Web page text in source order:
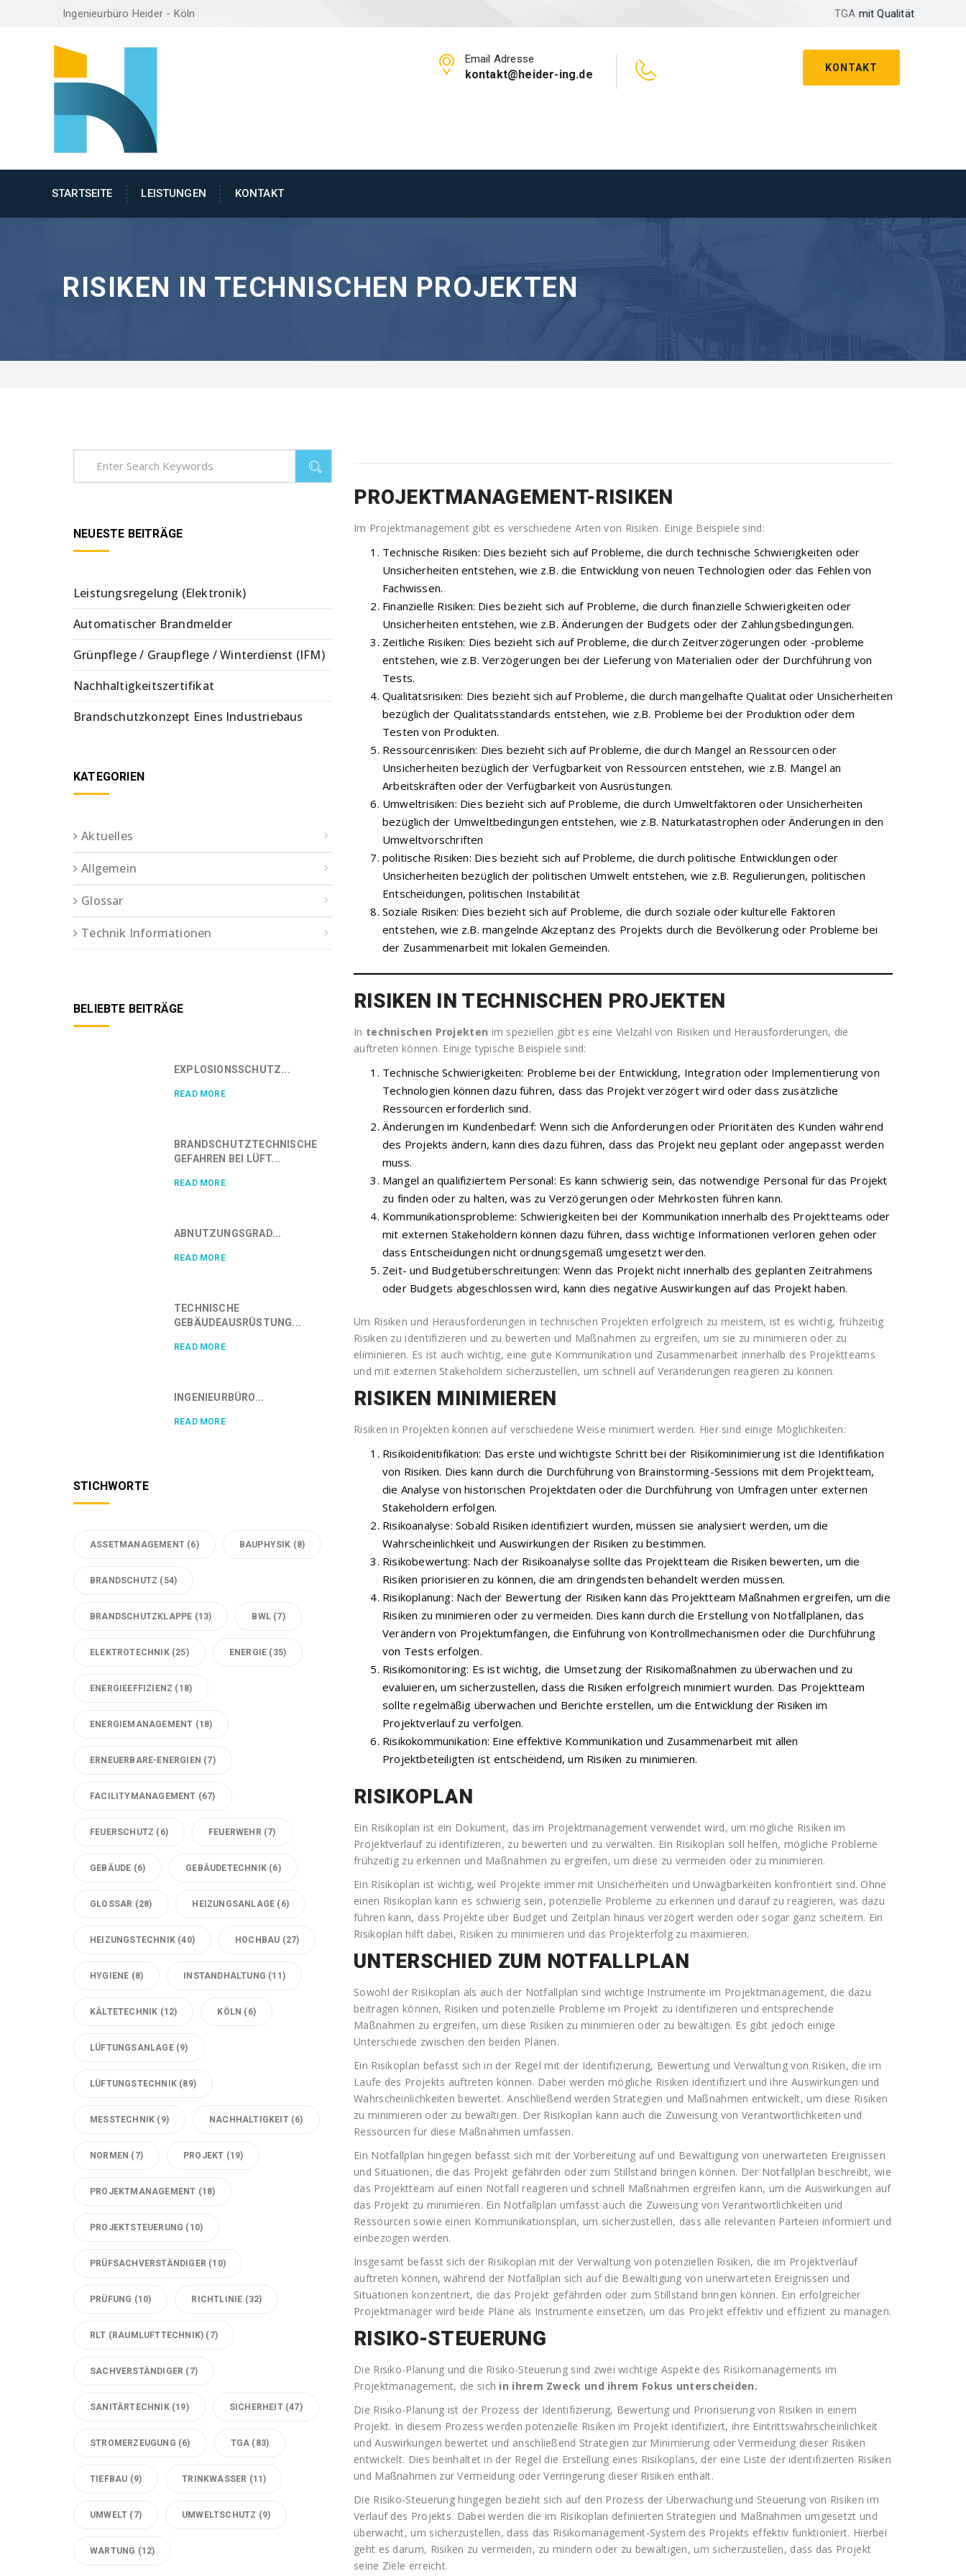
Ingenieurbüro Heider - Köln TGA mit Qualität
KONTAKT
Email Adresse
kontakt@heider-ing.de
STARTSEITE LEISTUNGEN KONTAKT
RISIKEN IN TECHNISCHEN PROJEKTEN
PROJEKTMANAGEMENT-RISIKEN
Im Projektmanagement gibt es verschiedene Arten von Risiken. Einige Beispiele sind:
Technische Risiken: Dies bezieht sich auf Probleme, die durch technische Schwierigkeiten oder
Unsicherheiten entstehen, wie z.B. die Entwicklung von neuen Technologien oder das Fehlen von
Fachwissen.
Finanzielle Risiken: Dies bezieht sich auf Probleme, die durch finanzielle Schwierigkeiten oder
Unsicherheiten entstehen, wie z.B. Änderungen der Budgets oder der Zahlungsbedingungen.
Zeitliche Risiken: Dies bezieht sich auf Probleme, die durch Zeitverzögerungen oder -probleme
entstehen, wie z.B. Verzögerungen bei der Lieferung von Materialien oder der Durchführung von
Tests.
Qualitätsrisiken: Dies bezieht sich auf Probleme, die durch mangelhafte Qualität oder Unsicherheiten
bezüglich der Qualitätsstandards entstehen, wie z.B. Probleme bei der Produktion oder dem
Testen von Produkten.
Ressourcenrisiken: Dies bezieht sich auf Probleme, die durch Mangel an Ressourcen oder
Unsicherheiten bezüglich der Verfügbarkeit von Ressourcen entstehen, wie z.B. Mangel an
Arbeitskräften oder der Verfügbarkeit von Ausrüstungen.
Umweltrisiken: Dies bezieht sich auf Probleme, die durch Umweltfaktoren oder Unsicherheiten
bezüglich der Umweltbedingungen entstehen, wie z.B. Naturkatastrophen oder Änderungen in den
Umweltvorschriften
politische Risiken: Dies bezieht sich auf Probleme, die durch politische Entwicklungen oder
Unsicherheiten bezüglich der politischen Umwelt entstehen, wie z.B. Regulierungen, politischen
Entscheidungen, politischen Instabilität
Soziale Risiken: Dies bezieht sich auf Probleme, die durch soziale oder kulturelle Faktoren
entstehen, wie z.B. mangelnde Akzeptanz des Projekts durch die Bevölkerung oder Probleme bei
der Zusammenarbeit mit lokalen Gemeinden.
RISIKEN IN TECHNISCHEN PROJEKTEN
In technischen Projekten im speziellen gibt es eine Vielzahl von Risiken und Herausforderungen, die
auftreten können. Einige typische Beispiele sind:
Technische Schwierigkeiten: Probleme bei der Entwicklung, Integration oder Implementierung von
Technologien können dazu führen, dass das Projekt verzögert wird oder dass zusätzliche
Ressourcen erforderlich sind.
Änderungen im Kundenbedarf: Wenn sich die Anforderungen oder Prioritäten des Kunden während
des Projekts ändern, kann dies dazu führen, dass das Projekt neu geplant oder angepasst werden
muss.
Mangel an qualifiziertem Personal: Es kann schwierig sein, das notwendige Personal für das Projekt
zu finden oder zu halten, was zu Verzögerungen oder Mehrkosten führen kann.
Kommunikationsprobleme: Schwierigkeiten bei der Kommunikation innerhalb des Projektteams oder
mit externen Stakeholdern können dazu führen, dass wichtige Informationen verloren gehen oder
dass Entscheidungen nicht ordnungsgemäß umgesetzt werden.
Zeit- und Budgetüberschreitungen: Wenn das Projekt nicht innerhalb des geplanten Zeitrahmens
oder Budgets abgeschlossen wird, kann dies negative Auswirkungen auf das Projekt haben.
Um Risiken und Herausforderungen in technischen Projekten erfolgreich zu meistern, ist es wichtig, frühzeitig
Risiken zu identifizieren und zu bewerten und Maßnahmen zu ergreifen, um sie zu minimieren oder zu
eliminieren. Es ist auch wichtig, eine gute Kommunikation und Zusammenarbeit innerhalb des Projektteams
und mit externen Stakeholdern sicherzustellen, um schnell auf Veränderungen reagieren zu können.
RISIKEN MINIMIEREN
Risiken in Projekten können auf verschiedene Weise minimiert werden. Hier sind einige Möglichkeiten:
Risikoidenitifikation: Das erste und wichtigste Schritt bei der Risikominimierung ist die Identifikation
von Risiken. Dies kann durch die Durchführung von Brainstorming-Sessions mit dem Projektteam,
die Analyse von historischen Projektdaten oder die Durchführung von Umfragen unter externen
Stakeholdern erfolgen.
Risikoanalyse: Sobald Risiken identifiziert wurden, müssen sie analysiert werden, um die
Wahrscheinlichkeit und Auswirkungen der Risiken zu bestimmen.
Risikobewertung: Nach der Risikoanalyse sollte das Projektteam die Risiken bewerten, um die
Risiken priorisieren zu können, die am dringendsten behandelt werden müssen.
Risikoplanung: Nach der Bewertung der Risiken kann das Projektteam Maßnahmen ergreifen, um die
Risiken zu minimieren oder zu vermeiden. Dies kann durch die Erstellung von Notfallplänen, das
Verändern von Projektumfängen, die Einführung von Kontrollmechanismen oder die Durchführung
von Tests erfolgen.
Risikomonitoring: Es ist wichtig, die Umsetzung der Risikomaßnahmen zu überwachen und zu
evaluieren, um sicherzustellen, dass die Risiken erfolgreich minimiert wurden. Das Projektteam
sollte regelmäßig überwachen und Berichte erstellen, um die Entwicklung der Risiken im
Projektverlauf zu verfolgen.
Risikokommunikation: Eine effektive Kommunikation und Zusammenarbeit mit allen
Projektbeteiligten ist entscheidend, um Risiken zu minimieren.
RISIKOPLAN
Ein Risikoplan ist ein Dokument, das im Projektmanagement verwendet wird, um mögliche Risiken im
Projektverlauf zu identifizieren, zu bewerten und zu verwalten. Ein Risikoplan soll helfen, mögliche Probleme
frühzeitig zu erkennen und Maßnahmen zu ergreifen, um diese zu vermeiden oder zu minimieren.
Ein Risikoplan ist wichtig, weil Projekte immer mit Unsicherheiten und Unwägbarkeiten konfrontiert sind. Ohne
einen Risikoplan kann es schwierig sein, potenzielle Probleme zu erkennen und darauf zu reagieren, was dazu
führen kann, dass Projekte über Budget und Zeitplan hinaus verzögert werden oder sogar ganz scheitern. Ein
Risikoplan hilft dabei, Risiken zu minimieren und das Projekterfolg zu maximieren.
UNTERSCHIED ZUM NOTFALLPLAN
Sowohl der Risikoplan als auch der Notfallplan sind wichtige Instrumente im Projektmanagement, die dazu
beitragen können, Risiken und potenzielle Probleme im Projekt zu identifizieren und entsprechende
Maßnahmen zu ergreifen, um diese Risiken zu minimieren oder zu bewältigen. Es gibt jedoch einige
Unterschiede zwischen den beiden Plänen.
Ein Risikoplan befasst sich in der Regel mit der Identifizierung, Bewertung und Verwaltung von Risiken, die im
Laufe des Projekts auftreten können. Dabei werden mögliche Risiken identifiziert und ihre Auswirkungen und
Wahrscheinlichkeiten bewertet. Anschließend werden Strategien und Maßnahmen entwickelt, um diese Risiken
zu minimieren oder zu bewältigen. Der Risikoplan kann auch die Zuweisung von Verantwortlichkeiten und
Ressourcen für diese Maßnahmen umfassen.
Ein Notfallplan hingegen befasst sich mit der Vorbereitung auf und Bewältigung von unerwarteten Ereignissen
und Situationen, die das Projekt gefährden oder zum Stillstand bringen können. Der Notfallplan beschreibt, wie
das Projektteam auf einen Notfall reagieren und schnell Maßnahmen ergreifen kann, um die Auswirkungen auf
das Projekt zu minimieren. Ein Notfallplan umfasst auch die Zuweisung von Verantwortlichkeiten und
Ressourcen sowie einen Kommunikationsplan, um sicherzustellen, dass alle relevanten Parteien informiert und
einbezogen werden.
Insgesamt befasst sich der Risikoplan mit der Verwaltung von potenziellen Risiken, die im Projektverlauf
auftreten können, während der Notfallplan sich auf die Bewältigung von unerwarteten Ereignissen und
Situationen konzentriert, die das Projekt gefährden oder zum Stillstand bringen können. Ein erfolgreicher
Projektmanager wird beide Pläne als Instrumente einsetzen, um das Projekt effektiv und effizient zu managen.
RISIKO-STEUERUNG
Die Risiko-Planung und die Risiko-Steuerung sind zwei wichtige Aspekte des Risikomanagements im
Projektmanagement, die sich in ihrem Zweck und ihrem Fokus unterscheiden.
Die Risiko-Planung ist der Prozess der Identifizierung, Bewertung und Priorisierung von Risiken in einem
Projekt. In diesem Prozess werden potenzielle Risiken im Projekt identifiziert, ihre Eintrittswahrscheinlichkeit
und Auswirkungen bewertet und anschließend Strategien zur Minimierung oder Vermeidung dieser Risiken
entwickelt. Dies beinhaltet in der Regel die Erstellung eines Risikoplans, der eine Liste der identifizierten Risiken
und Maßnahmen zur Vermeidung oder Verringerung dieser Risiken enthält.
Die Risiko-Steuerung hingegen bezieht sich auf den Prozess der Überwachung und Steuerung von Risiken im
Verlauf des Projekts. Dabei werden die im Risikoplan definierten Strategien und Maßnahmen umgesetzt und
überwacht, um sicherzustellen, dass das Risikomanagement-System des Projekts effektiv funktioniert. Hierbei
geht es darum, Risiken zu vermeiden, zu mindern oder zu bewältigen, um sicherzustellen, dass das Projekt
seine Ziele erreicht.
NEUESTE BEITRÄGE
Leistungsregelung (Elektronik)
Automatischer Brandmelder
Grünpflege / Graupflege / Winterdienst (IFM)
Nachhaltigkeitszertifikat
Brandschutzkonzept Eines Industriebaus
KATEGORIEN
Aktuelles
Allgemein
Glossar
Technik Informationen
BELIEBTE BEITRÄGE
EXPLOSIONSSCHUTZ...
READ MORE
BRANDSCHUTZTECHNISCHE
GEFAHREN BEI LÜFT...
READ MORE
ABNUTZUNGSGRAD...
READ MORE
TECHNISCHE
GEBÄUDEAUSRÜSTUNG...
READ MORE
INGENIEURBÜRO...
READ MORE
STICHWORTE
ASSETMANAGEMENT (6) BAUPHYSIK (8)
BRANDSCHUTZ (54)
BRANDSCHUTZKLAPPE (13) BWL (7)
ELEKTROTECHNIK(25) ENERGIE (35)
ENERGIEEFFIZIENZ (18)
ENERGIEMANAGEMENT (18)
ERNEUERBARE-ENERGIEN (7)
FACILITYMANAGEMENT (67)
FEUERSCHUTZ (6) FEUERWEHR (7)
GEBÄUDE (6) GEBÄUDETECHNIK (6)
GLOSSAR (28) HEIZUNGSANLAGE (6)
HEIZUNGSTECHNIK (40) HOCHBAU (27)
HYGIENE (8) INSTANDHALTUNG (11)
KÄLTETECHNIK (12) KÖLN (6)
LÜFTUNGSANLAGE(9)
LÜFTUNGSTECHNIK (89)
MESSTECHNIK (9) NACHHALTIGKEIT(6)
NORMEN (7) PROJEKT (19)
PROJEKTMANAGEMENT (18)
PROJEKTSTEUERUNG (10)
PRÜFSACHVERSTÄNDIGER (10)
PRÜFUNG (10) RICHTLINIE (32)
RLT (RAUMLUFTTECHNIK) (7)
SACHVERSTÄNDIGER (7)
SANITÄRTECHNIK(19) SICHERHEIT(47)
STROMERZEUGUNG (6) TGA (83)
TIEFBAU (9) TRINKWASSER (11)
UMWELT (7) UMWELTSCHUTZ (9)
WARTUNG (12)